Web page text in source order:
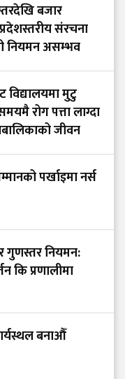
बजार
संरचना
नियमन असम्भव
विद्यालयमा मुटु
रोग पत्ता लाग्दा
जीवन
पर्खाइमा नर्स
गुणस्तर नियमन:
कि प्रणालीमा
बनाऔँ